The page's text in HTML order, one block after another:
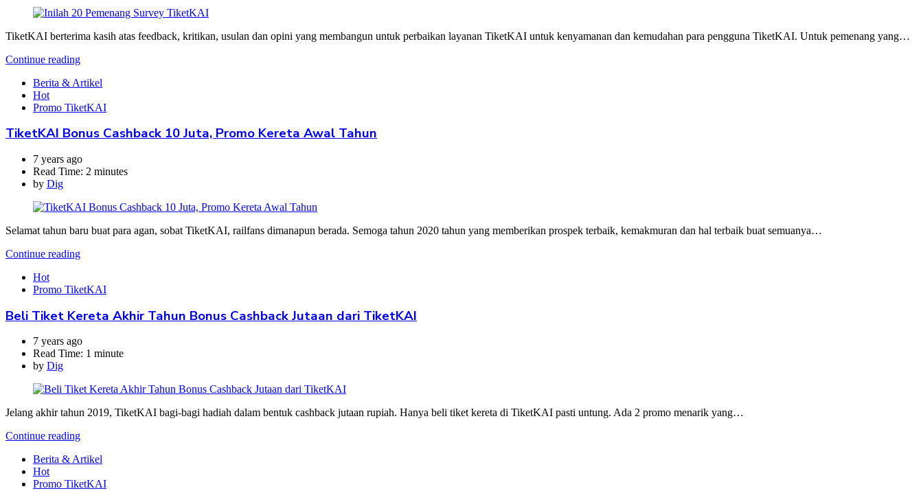
TiketKAI berterima kasih atas feedback, kritikan, usulan dan opini yang membangun untuk perbaikan layanan TiketKAI untuk kenyamanan dan kemudahan para pengguna TiketKAI. Untuk pemenang yang…
Continue reading
Berita & Artikel
Hot
Promo TiketKAI
TiketKAI Bonus Cashback 10 Juta, Promo Kereta Awal Tahun
7 years ago
Read Time: 2 minutes
by Dig
Selamat tahun baru buat para agan, sobat TiketKAI, railfans dimanapun berada. Semoga tahun 2020 tahun yang memberikan prospek terbaik, kemakmuran dan hal terbaik buat semuanya…
Continue reading
Hot
Promo TiketKAI
Beli Tiket Kereta Akhir Tahun Bonus Cashback Jutaan dari TiketKAI
7 years ago
Read Time: 1 minute
by Dig
Jelang akhir tahun 2019, TiketKAI bagi-bagi hadiah dalam bentuk cashback jutaan rupiah. Hanya beli tiket kereta di TiketKAI pasti untung. Ada 2 promo menarik yang…
Continue reading
Berita & Artikel
Hot
Promo TiketKAI